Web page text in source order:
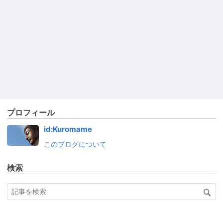
プロフィール
id:Kuromame
このブログについて
検索